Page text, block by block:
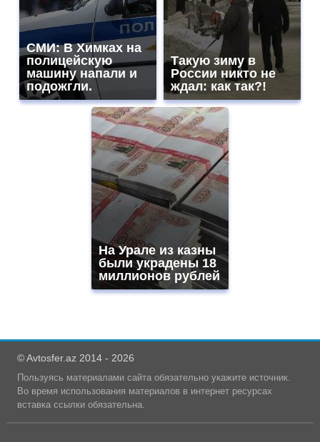
СМИ: В Химках на
полицейскую
машину напали и
подожгли.
Такую зиму в
России никто не
ждал: как так?!
На Урале из казны
были украдены 18
миллионов рублей
© Avtosfer.az 2014 - 2026
Пользуясь материалами сайта обязательно укажите источник.
Во время использования материалов в интернет ресурсах
вставка ссылки обязательна.